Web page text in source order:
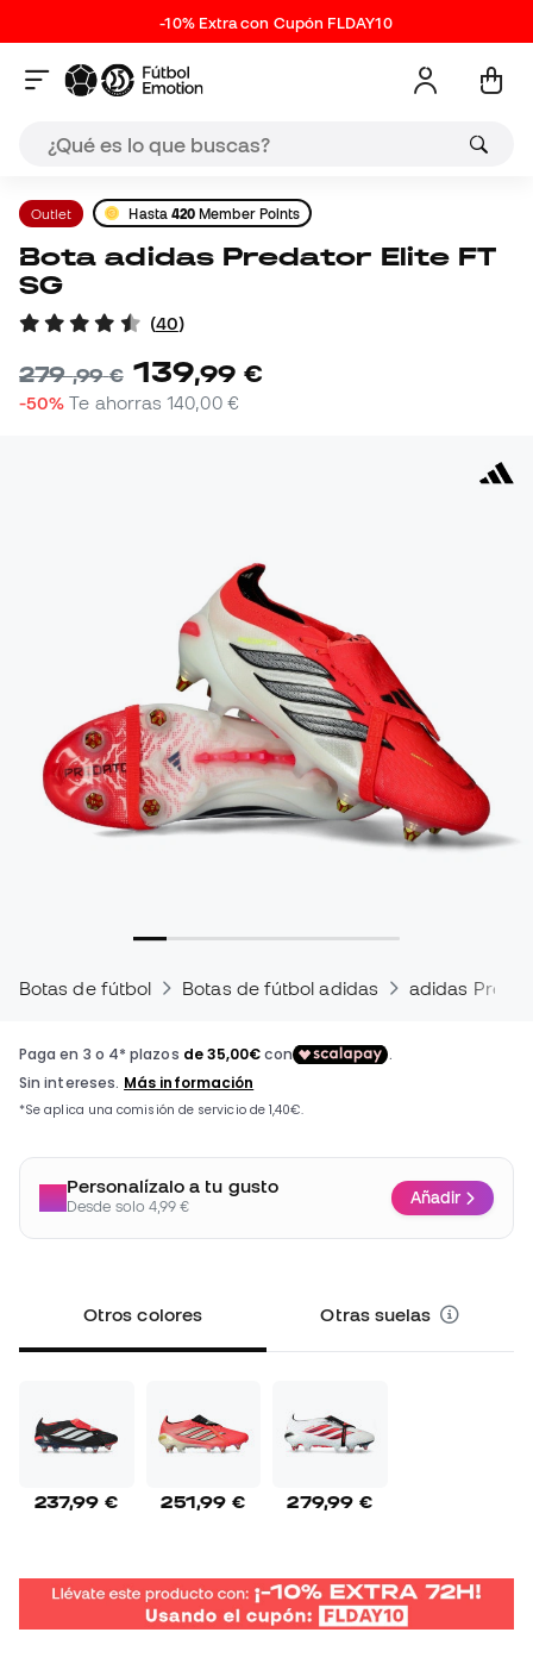
-10% Extra con Cupón FLDAY10
Outlet Hasta 420 Member Points
Bota adidas Predator Elite FT
SG
(40)
279,99 € 139,99 €
-50% Te ahorras140,00 €
Botas de fútbol Botas de fútbol adidas adidas
Personalízalo a tu gusto
Desde solo 4,99 € Añadir
Otros colores Otras suelas
237,99 € 251,99 € 279,99 €